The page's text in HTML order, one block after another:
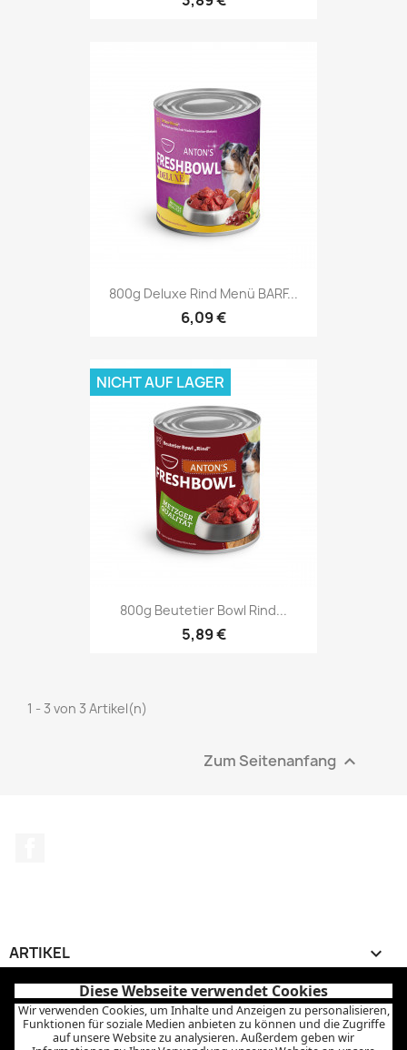
800g Deluxe Rind Menü BARF...
6,09 €
800g Beutetier Bowl Rind...
5,89 €
NICHT AUF LAGER
1 - 3 von 3 Artikel(n)
Zum Seitenanfang 
ARTIKEL 
UNTERNEHMEN 
IHR KONTO
Diese Webseite verwendet Cookies
Wir verwenden Cookies, um Inhalte und Anzeigen zu personalisieren,
Funktionen für soziale Medien anbieten zu können und die Zugriffe
auf unsere Website zu analysieren. Außerdem geben wir